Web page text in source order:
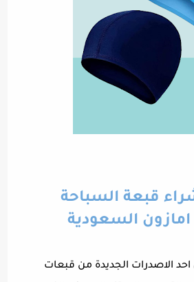
قبعة السباحة
الاصدرات الجديدة من قبعات